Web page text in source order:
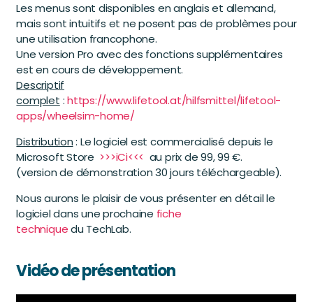
Les menus sont disponibles en anglais et allemand,
mais sont intuitifs et ne posent pas de problèmes pour
une utilisation francophone.
Une version Pro avec des fonctions supplémentaires
est en cours de développement.
Descriptif
complet :https://www.lifetool.at/hilfsmittel/lifetool-
apps/wheelsim-home/
Distribution: Le logiciel est commercialisé depuis le
Microsoft Store >>>iCi<<< au prix de 99, 99 €.
(version de démonstration 30 jours téléchargeable).
Nous aurons le plaisir de vous présenter en détail le
logiciel dans une prochaine fiche
techniquedu TechLab.
Vidéo de présentation